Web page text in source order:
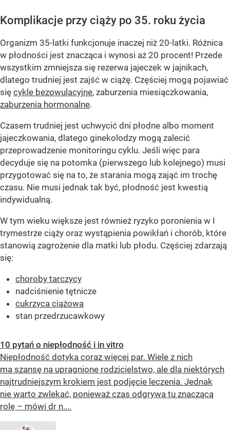
Komplikacje przy ciąży po 35. roku życia
Organizm 35-latki funkcjonuje inaczej niż 20-latki. Różnica
w płodności jest znacząca i wynosi aż 20 procent! Przede
wszystkim zmniejsza się rezerwa jajeczek w jajnikach,
dlatego trudniej jest zajść w ciążę. Częściej mogą pojawiać
się cykle bezowulacyjne, zaburzenia miesiączkowania,
zaburzenia hormonalne.
Czasem trudniej jest uchwycić dni płodne albo moment
jajeczkowania, dlatego ginekolodzy mogą zalecić
przeprowadzenie monitoringu cyklu. Jeśli więc para
decyduje się na potomka (pierwszego lub kolejnego) musi
przygotować się na to, że starania mogą zająć im trochę
czasu. Nie musi jednak tak być, płodność jest kwestią
indywidualną.
W tym wieku większe jest również ryzyko poronienia w I
trymestrze ciąży oraz wystąpienia powikłań i chorób, które
stanowią zagrożenie dla matki lub płodu. Częściej zdarzają
się:
choroby tarczycy
nadciśnienie tętnicze
cukrzyca ciążowa
stan przedrzucawkowy
10 pytań o niepłodność i in vitro
Niepłodność dotyka coraz więcej par. Wiele z nich
ma szansę na upragnione rodzicielstwo, ale dla niektórych
najtrudniejszym krokiem jest podjęcie leczenia. Jednak
nie warto zwlekać, ponieważ czas odgrywa tu znaczącą
rolę – mówi dr n....